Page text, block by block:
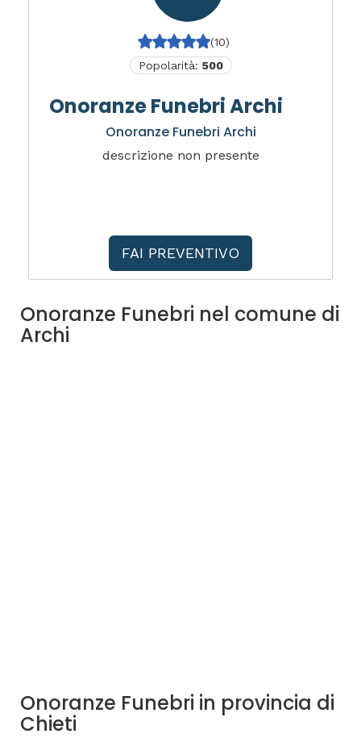
(10)
Popolarità: 500
Onoranze Funebri Archi
Onoranze Funebri Archi
descrizione non presente
FAI PREVENTIVO
Onoranze Funebri nel comune di
Archi
Onoranze Funebri in provincia di
Chieti